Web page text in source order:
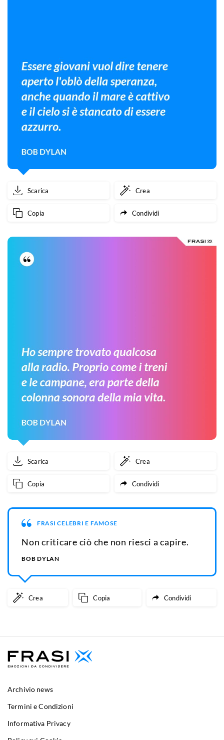
Scarica Crea
Copia Condividi
Scarica Crea
Copia Condividi
FRASI CELEBRI E FAMOSE
Non criticare ciò che non riesci a capire.
BOB DYLAN
Crea Copia Condividi
Archivio news
Termini e Condizioni
Informativa Privacy